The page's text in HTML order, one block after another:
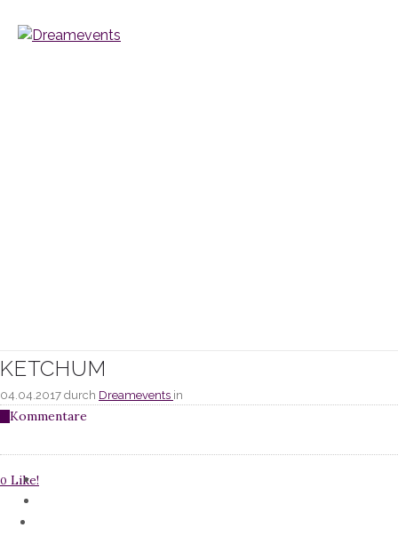
KETCHUM
04.04.2017 durch Dreamevents in
Kommentare
0 Like!